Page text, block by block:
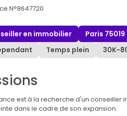
N°8647720
en immobilier Paris 75019
Temps plein 30K-
est à la recherche d'un conseiller
dans le cadre de son expansion.